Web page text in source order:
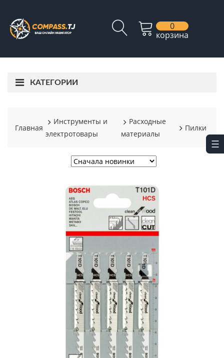
0
корзина
КАТЕГОРИИ
Главная
Инструменты и
электротовары
Расходные
материалы
Пилки